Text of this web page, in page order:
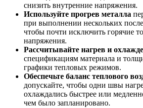
снизить внутренние напряжения.
Используйте прогрев металла
при выполнении нескольких
чтобы почти исключить горячие
напряжения.
Рассчитывайте нагрев и
спецификациям материала и
графики тепловых режимов.
Обеспечьте баланс теплового
допускайте, чтобы одни швы
охлаждались быстрее или
чем было запланировано.